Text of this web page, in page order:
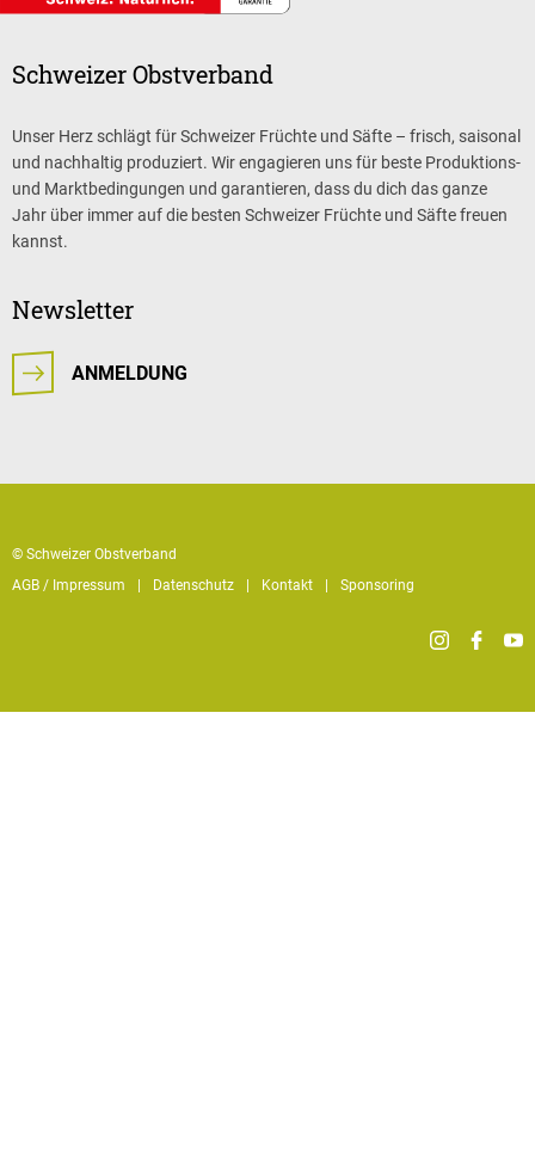
Schweizer Obstverband
Unser Herz schlägt für Schweizer Früchte und Säfte – frisch, saisonal
und nachhaltig produziert. Wir engagieren uns für beste Produktions-
und Marktbedingungen und garantieren, dass du dich das ganze
Jahr über immer auf die besten Schweizer Früchte und Säfte freuen
kannst.
Newsletter
ANMELDUNG
© Schweizer Obstverband
AGB / Impressum
Datenschutz Kontakt Sponsoring